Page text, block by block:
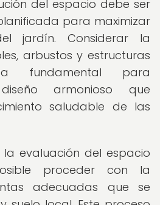
del espacio debe ser
para maximizar
jardín. Considerar la
arbustos y estructuras
fundamental para
armonioso que
saludable de las
evaluación del espacio
proceder con la
adecuadas que se